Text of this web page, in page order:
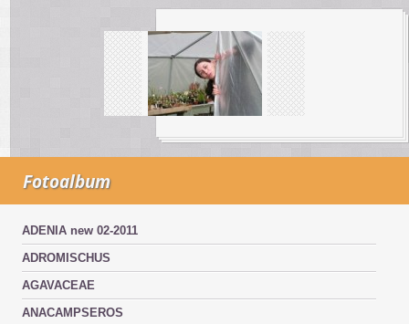
Fotoalbum
ADENIA new 02-2011
ADROMISCHUS
AGAVACEAE
ANACAMPSEROS